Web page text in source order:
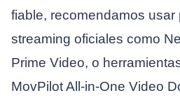
fiable, recomendamos usar
streaming oficiales como
Prime Video, o
MovPilot All-in-One Video